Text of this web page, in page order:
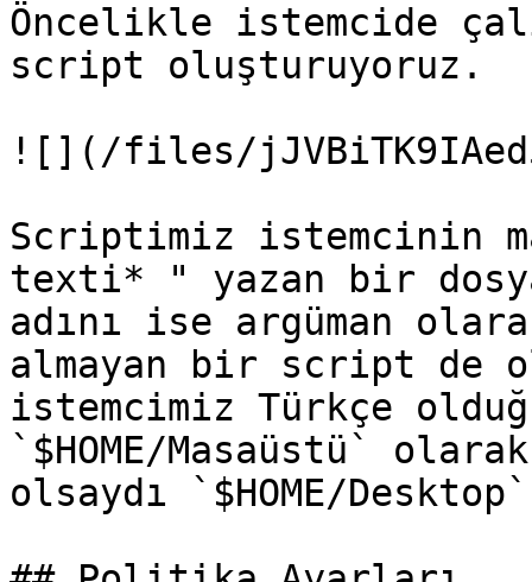
Öncelikle istemcide
script oluşturuyoruz.
![](/files/
Scriptimiz istemcinin
texti* " yazan bir
adını ise argüman
almayan bir script de
istemcimiz Türkçe
`$HOME/Masaüstü`
olsaydı `$HOME/